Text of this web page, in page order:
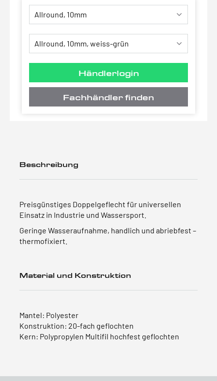
Händlerlogin
Fachhändler finden
Beschreibung
Preisgünstiges Doppelgeflecht für universellen
Einsatz in Industrie und Wassersport.
Geringe Wasseraufnahme, handlich und abriebfest –
thermofixiert.
Material und Konstruktion
Mantel: Polyester
Konstruktion: 20-fach geflochten
Kern: Polypropylen Multifil hochfest geflochten